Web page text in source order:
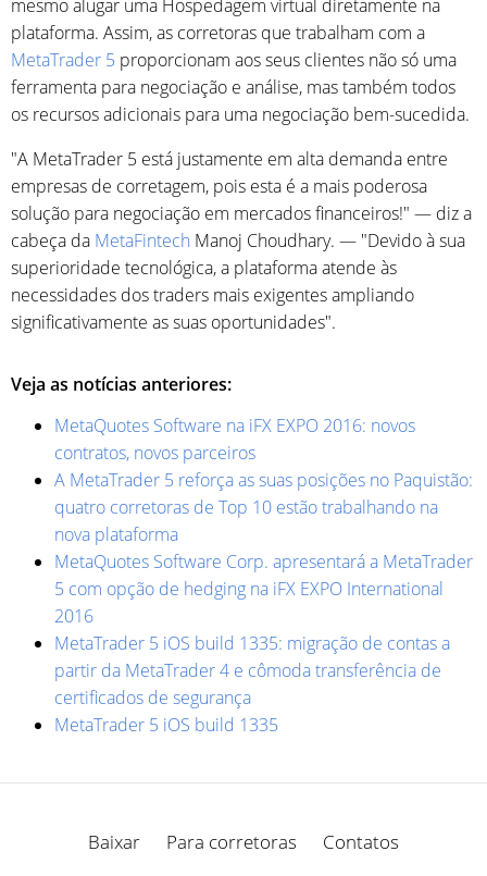
mesmo alugar uma Hospedagem virtual diretamente na
plataforma. Assim, as corretoras que trabalham com a
MetaTrader 5 proporcionam aos seus clientes não só uma
ferramenta para negociação e análise, mas também todos
os recursos adicionais para uma negociação bem-sucedida.
"A MetaTrader 5 está justamente em alta demanda entre
empresas de corretagem, pois esta é a mais poderosa
solução para negociação em mercados financeiros!" — diz a
cabeça da MetaFintech Manoj Choudhary. — "Devido à sua
superioridade tecnológica, a plataforma atende às
necessidades dos traders mais exigentes ampliando
significativamente as suas oportunidades".
Veja as notícias anteriores:
MetaQuotes Software na iFX EXPO 2016: novos
contratos, novos parceiros
A MetaTrader 5 reforça as suas posições no Paquistão:
quatro corretoras de Top 10 estão trabalhando na
nova plataforma
MetaQuotes Software Corp. apresentará a MetaTrader
5 com opção de hedging na iFX EXPO International
2016
MetaTrader 5 iOS build 1335: migração de contas a
partir da MetaTrader 4 e cômoda transferência de
certificados de segurança
MetaTrader 5 iOS build 1335
Baixar Para corretoras Contatos